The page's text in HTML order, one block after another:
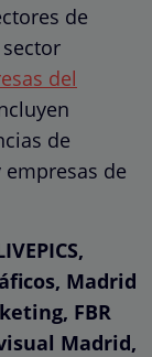
de
del
de
de
Madrid
FBR
Madrid,